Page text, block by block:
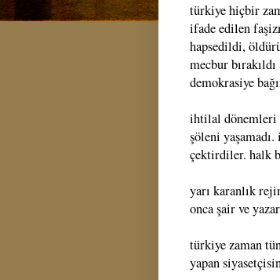
türkiye hiçbir
ifade edilen
hapsedildi,
mecbur
demokrasiye
ihtilal dönemleri
şöleni
çektirdiler. halk
yarı karanlık
onca şair ve
türkiye zaman
yapan